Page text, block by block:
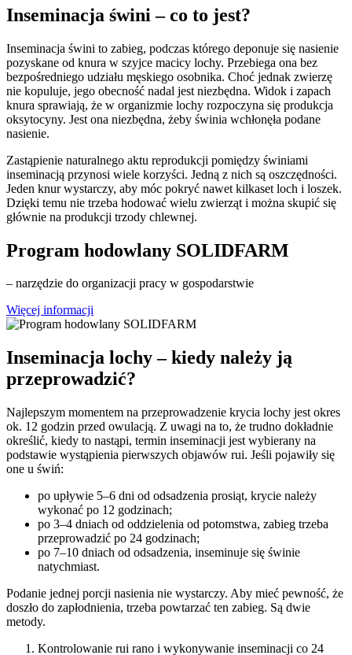
Inseminacja świni – co to jest?
Inseminacja świni to zabieg, podczas którego deponuje się nasienie
pozyskane od knura w szyjce macicy lochy. Przebiega ona bez
bezpośredniego udziału męskiego osobnika. Choć jednak zwierzę
nie kopuluje, jego obecność nadal jest niezbędna. Widok i zapach
knura sprawiają, że w organizmie lochy rozpoczyna się produkcja
oksytocyny. Jest ona niezbędna, żeby świnia wchłonęła podane
nasienie.
Zastąpienie naturalnego aktu reprodukcji pomiędzy świniami
inseminacją przynosi wiele korzyści. Jedną z nich są oszczędności.
Jeden knur wystarczy, aby móc pokryć nawet kilkaset loch i loszek.
Dzięki temu nie trzeba hodować wielu zwierząt i można skupić się
głównie na produkcji trzody chlewnej.
Program hodowlany SOLIDFARM
– narzędzie do organizacji pracy w gospodarstwie
Więcej informacji
Inseminacja lochy – kiedy należy ją
przeprowadzić?
Najlepszym momentem na przeprowadzenie krycia lochy jest okres
ok. 12 godzin przed owulacją. Z uwagi na to, że trudno dokładnie
określić, kiedy to nastąpi, termin inseminacji jest wybierany na
podstawie wystąpienia pierwszych objawów rui. Jeśli pojawiły się
one u świń:
po upływie 5–6 dni od odsadzenia prosiąt, krycie należy
wykonać po 12 godzinach;
po 3–4 dniach od oddzielenia od potomstwa, zabieg trzeba
przeprowadzić po 24 godzinach;
po 7–10 dniach od odsadzenia, inseminuje się świnie
natychmiast.
Podanie jednej porcji nasienia nie wystarczy. Aby mieć pewność, że
doszło do zapłodnienia, trzeba powtarzać ten zabieg. Są dwie
metody.
Kontrolowanie rui rano i wykonywanie inseminacji co 24